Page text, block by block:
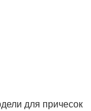
для причесок